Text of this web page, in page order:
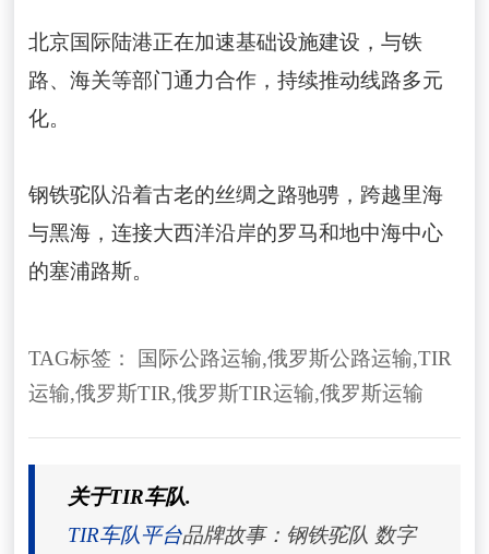
北京国际陆港正在加速基础设施建设，与铁
路、海关等部门通力合作，持续推动线路多元
化。
钢铁驼队沿着古老的丝绸之路驰骋，跨越里海
与黑海，连接大西洋沿岸的罗马和地中海中心
的塞浦路斯。
TAG标签： 国际公路运输,俄罗斯公路运输,TIR
运输,俄罗斯TIR,俄罗斯TIR运输,俄罗斯运输
关于TIR车队.
TIR车队平台品牌故事：钢铁驼队 数字